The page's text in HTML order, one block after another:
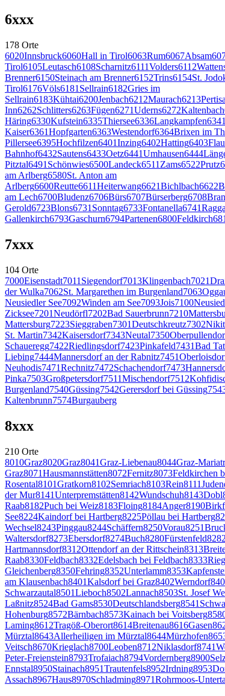
6xxx
178 Orte
6020Innsbruck6060Hall in Tirol6063Rum6067Absam
Tirol6105Leutasch6108Scharnitz6111Volders6112
Brenner6150Steinach am Brenner6152Trins6154St.
Tirol6176Völs6181 Sellrain6182Gries im
Sellrain6183Kühtai6200Jenbach6212Maurach6213
Inn6262Schlitters6263Fügen6271Uderns6272Kaltenbach
Häring6330Kufstein6335Thiersee6336Langkampfen6341
Kaiser6361Hopfgarten6363Westendorf6364Brixen im
Pillersee6395Hochfilzen6401Inzing6402Hatting6403
Bahnhof6432Sautens6433Oetz6441Umhausen6444
Pitztal6491 Schönwies6500Landeck6511 Zams6522Prutz
am Arlberg6580St. Anton am
Arlberg6600Reutte6611Heiterwang6621Bichlbach6622
am Lech6700Bludenz6706Bürs6707Bürserberg6708
Gerold6723Blons6731 Sonntag6733Fontanella6741
Gallenkirch6793Gaschurn6794Partenen6800Feldkirch
7xxx
104 Orte
7000Eisenstadt7011 Siegendorf7013Klingenbach7021
der Wulka7062St. Margarethen im Burgenland7063
Neusiedler See7092Winden am See7093Jois7100
Zicksee7201Neudörfl7202Bad Sauerbrunn7210
Mattersburg7223Sieggraben7301Deutschkreutz7302
St. Martin7342Kaisersdorf7343Neutal7350
Schaueregg7422Riedlingsdorf7423Pinkafeld7431Bad
Liebing7444Mannersdorf an der Rabnitz7451
Neuhodis7471Rechnitz7472Schachendorf7473
Pinka7503Großpetersdorf7511Mischendorf7512
Burgenland7540Güssing7542Gerersdorf bei Güssing
Kaltenbrunn7574Burgauberg
8xxx
210 Orte
8010Graz8020Graz8041Graz-Liebenau8044Graz-
Graz8071Hausmannstätten8072Fernitz8073Feldkirchen
Rosental8101Gratkorn8102Semriach8103Rein8111
der Mur8141Unterpremstätten8142Wundschuh8143Dobl
Raab8182Puch bei Weiz8183Floing8184Anger8190
See8224Kaindorf bei Hartberg8225Pöllau bei Hartberg
Wechsel8243Pinggau8244Schäffern8250Vorau8251
Waltersdorf8273Ebersdorf8274Buch8280Fürstenfeld8282
Hartmannsdorf8312Ottendorf an der Rittschein8313
Raab8330Feldbach8332Edelsbach bei Feldbach8333
Gleichenberg8350Fehring8352Unterlamm8353
am Klausenbach8401Kalsdorf bei Graz8402Werndorf
Schwarzautal8501Lieboch8502Lannach8503St. Josef
Laßnitz8524Bad Gams8530Deutschlandsberg8541
Hohenburg8572Bärnbach8573Kainach bei Voitsberg
Laming8612Tragöß-Oberort8614Breitenau8616Gasen
Mürztal8643Allerheiligen im Mürztal8644Mürzhofen
Veitsch8670Krieglach8700Leoben8712Niklasdorf8741
Peter-Freienstein8793Trofaiach8794Vordernberg8900
Ennstal8950Stainach8951Trautenfels8952Irdning8953
Assach8967Haus8970Schladming8971Rohrmoos-